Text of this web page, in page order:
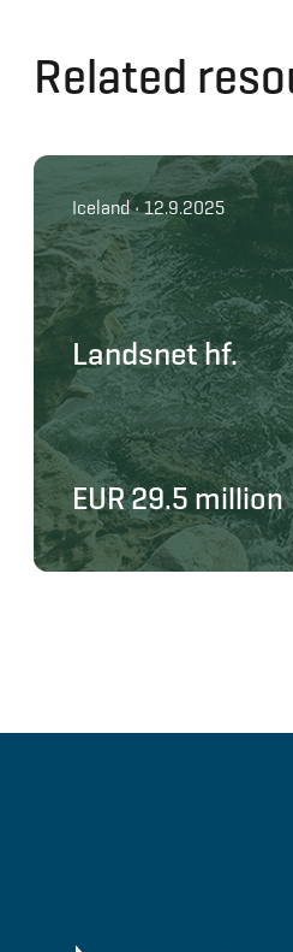
Related
Iceland • 12.9.2025
Landsnet hf.
EUR 29.5 million